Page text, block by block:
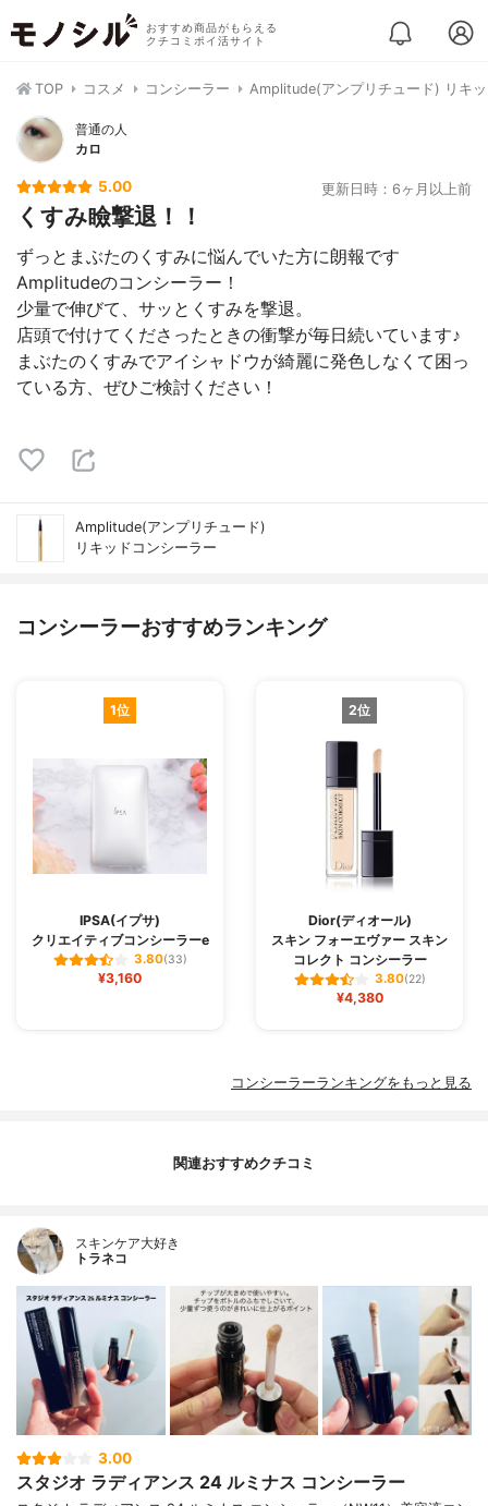
おすすめ商品がもらえる
クチコミポイ活サイト
TOP コスメ コンシーラー Amplitude(アンプリチュード) リキ
普通の人
カロ
5.00 更新日時：6ヶ月以上前
くすみ瞼撃退！！
ずっとまぶたのくすみに悩んでいた方に朗報です
Amplitudeのコンシーラー！
少量で伸びて、サッとくすみを撃退。
店頭で付けてくださったときの衝撃が毎日続いています♪
まぶたのくすみでアイシャドウが綺麗に発色しなくて困っ
ている方、ぜひご検討ください！
Amplitude(アンプリチュード)
リキッドコンシーラー
コンシーラーおすすめランキング
1位
IPSA(イプサ)
クリエイティブコンシーラーe
3.80(33)
¥3,160
2位
Dior(ディオール)
スキン フォーエヴァー スキン
コレクト コンシーラー
3.80(22)
¥4,380
コンシーラーランキングをもっと見る
関連おすすめクチコミ
スキンケア大好き
トラネコ
3.00
スタジオ ラディアンス 24 ルミナス コンシーラー